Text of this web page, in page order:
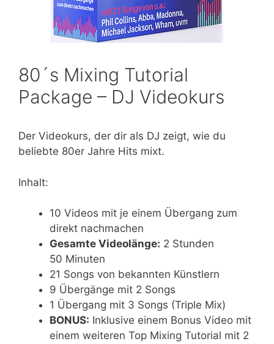
80´s Mixing Tutorial
Package – DJ Videokurs
Der Videokurs, der dir als DJ zeigt, wie du
beliebte 80er Jahre Hits mixt.
Inhalt:
10 Videos mit je einem Übergang zum
direkt nachmachen
Gesamte Videolänge: 2 Stunden
50 Minuten
21 Songs von bekannten Künstlern
9 Übergänge mit 2 Songs
1 Übergang mit 3 Songs (Triple Mix)
BONUS: Inklusive einem Bonus Video mit
einem weiteren Top Mixing Tutorial mit 2